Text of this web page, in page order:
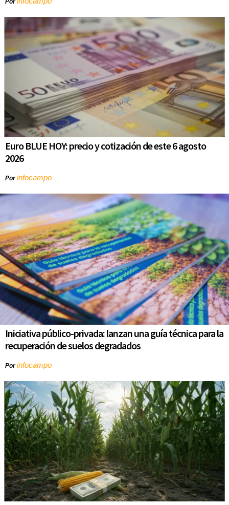
Por
Euro BLUE HOY: precio y cotización de este 6 agosto
2026
Porinfocampo
Iniciativa público-privada: lanzan una guía técnica para la
recuperación de suelos degradados
Porinfocampo